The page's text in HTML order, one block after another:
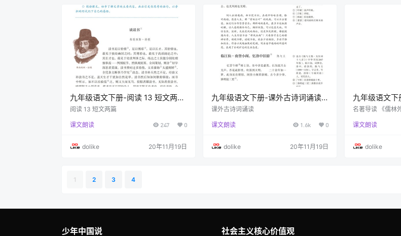
九年级语文下册-阅读 13 短文两篇
(P72-P76)
阅读 13 短文两篇
课文朗读 247 0
dolike 20年11月19日
九年级语文下册-课外古诗词诵读
(P69-P70)
课外古诗词诵读
课文朗读 1.6k 0
dolike 20年11月19日
九年级语文下
外史》讽刺作
名著导读 《儒林
课文朗读
dolike
1 2 3 4
少年中国说 社会主义核心价值观